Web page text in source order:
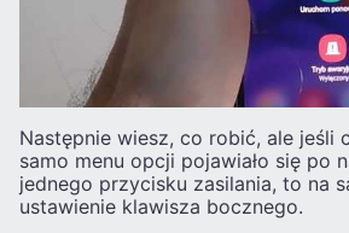
Następnie wiesz, co robić, ale jeśli
samo menu opcji pojawiało się po
jednego przycisku zasilania, to na
ustawienie klawisza bocznego.